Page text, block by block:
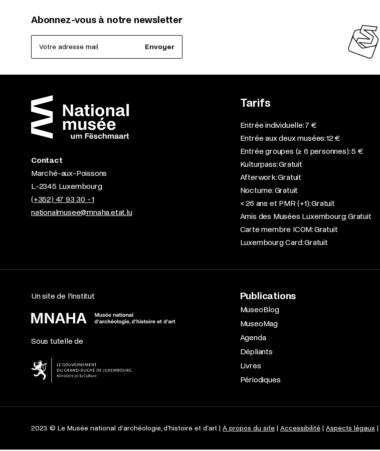
Abonnez-vous à notre newsletter
Votre adresse mail Envoyer
Contact
Marché-aux-Poissons
L-2345 Luxembourg
(+352) 47 93 30 - 1
nationalmusee@mnaha.etat.lu
Tarifs
Entrée individuelle: 7 €
Entrée aux deux musées: 12 €
Entrée groupes (≥ 6 personnes): 5 €
Kulturpass: Gratuit
Afterwork: Gratuit
Nocturne: Gratuit
< 26 ans et PMR (+1): Gratuit
Amis des Musées Luxembourg: Gratuit
Carte membre ICOM: Gratuit
Luxembourg Card: Gratuit
Un site de l’institut
Sous tutelle de
Publications
MuseoBlog
MuseoMag
Agenda
Dépliants
Livres
Périodiques
2023 © Le Musée national d’archéologie, d’histoire et d’art | À propos du site Accessibilité Aspects légaux